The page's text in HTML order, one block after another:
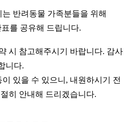
반려동물 가족분들을 위해
를 공유해 드립니다.
시 참고해주시기 바랍니다. 감사
니다.
있을 수 있으니, 내원하시기 전
히 안내해 드리겠습니다.